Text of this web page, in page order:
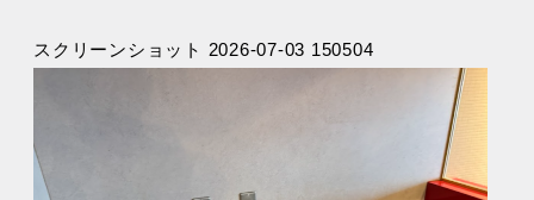
スクリーンショット 2026-07-03 150504